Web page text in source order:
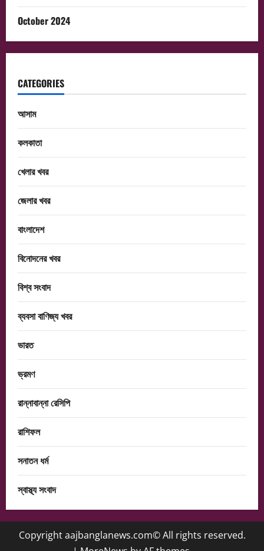
October 2024
CATEGORIES
আসাম
কলকাতা
খেলার খবর
জেলার খবর
বাংলাদেশ
বিনোদনের খবর
বিশ্ব সংবাদ
ব্যবসা বাণিজ্য খবর
ভারত
ভ্রমণ
রান্নাবান্না রেসিপি
রাশিফল
সনাতন ধর্ম
স্বাস্থ্য সংবাদ
Copyright aajbanglanews.com© All rights reserved.